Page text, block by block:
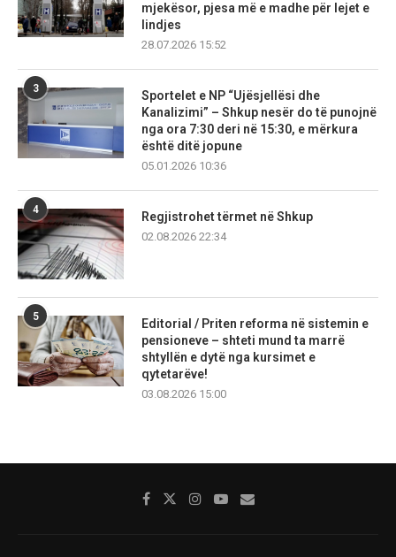
mjekësor, pjesa më e madhe për lejet e
lindjes
28.07.2026 15:52
3
Sportelet e NP “Ujësjellësi dhe
Kanalizimi” – Shkup nesër do të punojnë
nga ora 7:30 deri në 15:30, e mërkura
është ditë jopune
05.01.2026 10:36
4
Regjistrohet tërmet në Shkup
02.08.2026 22:34
5
Editorial / Priten reforma në sistemin e
pensioneve – shteti mund ta marrë
shtyllën e dytë nga kursimet e
qytetarëve!
03.08.2026 15:00